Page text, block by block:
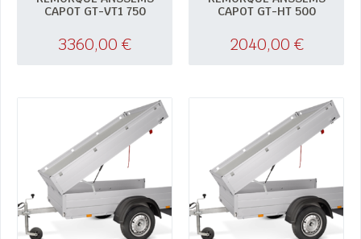
CAPOT GT-VT1 750
3360,00 €
CAPOT GT-HT 500
2040,00 €